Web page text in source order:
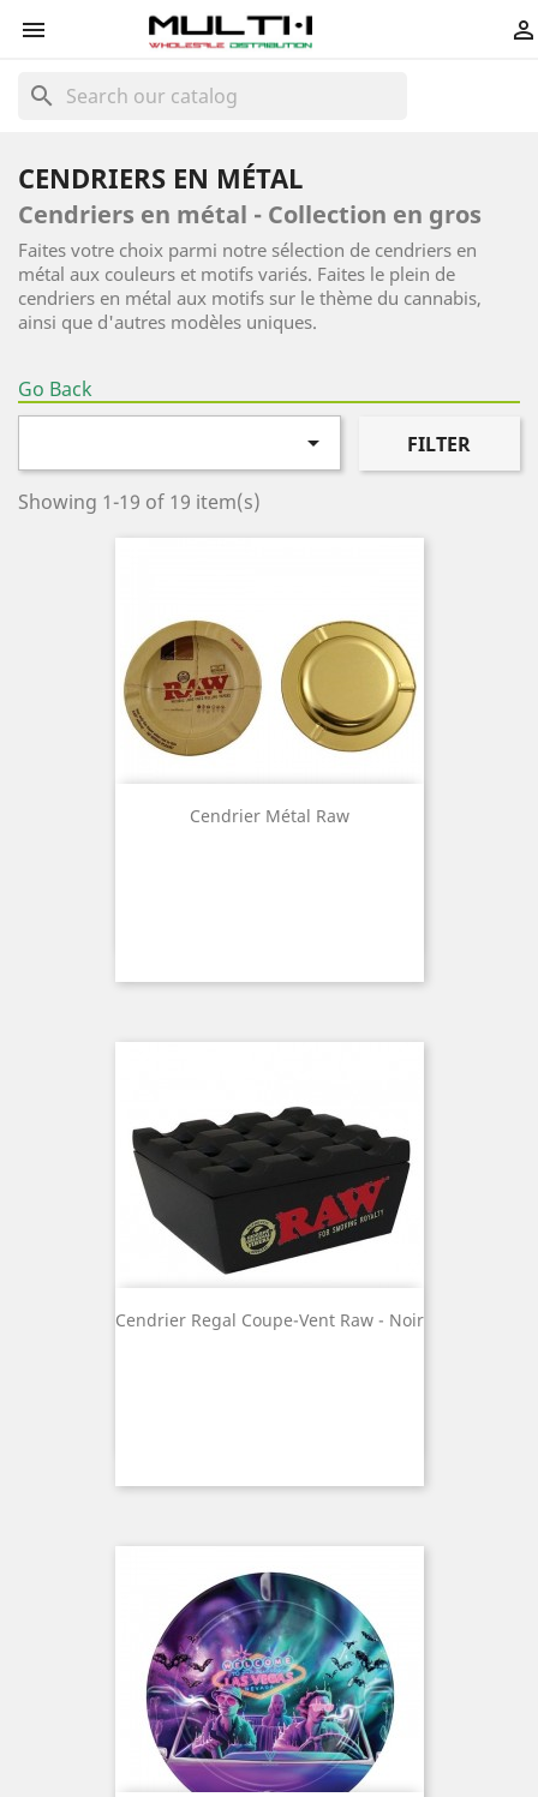
 
search
CENDRIERS EN MÉTAL
Cendriers en métal - Collection en gros
Faites votre choix parmi notre sélection de cendriers en
métal aux couleurs et motifs variés. Faites le plein de
cendriers en métal aux motifs sur le thème du cannabis,
ainsi que d'autres modèles uniques.
Go Back
 FILTER
Showing 1-19 of 19 item(s)
Cendrier Métal Raw
Cendrier Regal Coupe-Vent Raw - Noir